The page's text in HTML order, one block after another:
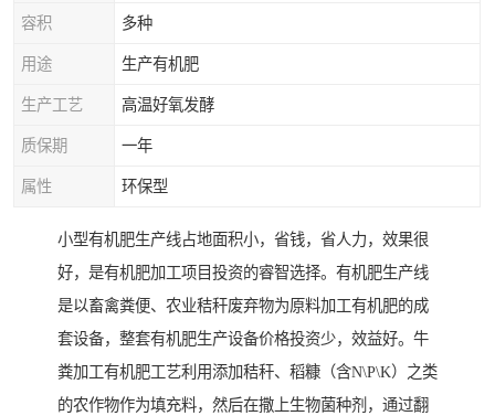
容积 多种
用途 生产有机肥
生产工艺 高温好氧发酵
质保期 一年
属性 环保型
小型有机肥生产线占地面积小，省钱，省人力，效果很
好，是有机肥加工项目投资的睿智选择。有机肥生产线
是以畜禽粪便、农业秸秆废弃物为原料加工有机肥的成
套设备，整套有机肥生产设备价格投资少，效益好。牛
粪加工有机肥工艺利用添加秸秆、稻糠（含N\P\K）之类
的农作物作为填充料，然后在撒上生物菌种剂，通过翻